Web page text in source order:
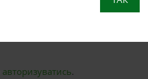
авторизуватись.